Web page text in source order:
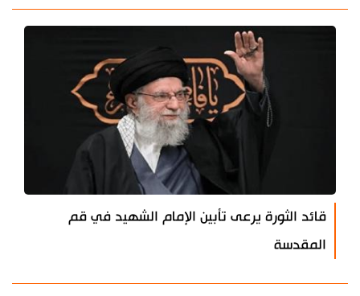
قائد الثورة يرعى تأبين الإمام الشهيد في قم
المقدسة